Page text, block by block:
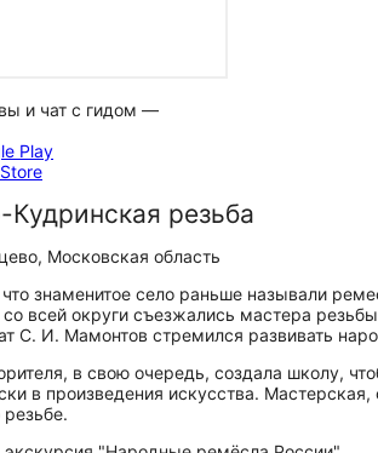
и чат с гидом —
Play
резьба
Московская область
знаменитое село раньше называли
со всей округи съезжались мастера
С. И. Мамонтов стремился развивать
в свою очередь, создала школу,
в произведения искусства.